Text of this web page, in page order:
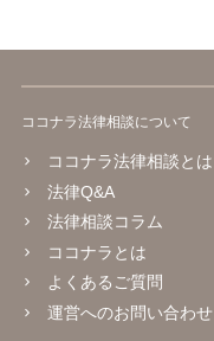
ココナラ法律相談について
ココナラ法律相談とは
法律Q&A
法律相談コラム
ココナラとは
よくあるご質問
運営へのお問い合わせ